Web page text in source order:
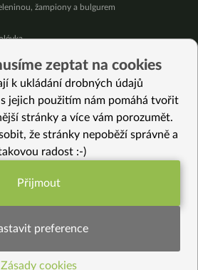
žampiony a bulgurem
nudlemi
ovocem
omáčkou
žampiony
zeptat na cookies
k ukládání drobných údajů
s jejich použitím nám pomáhá tvořit
stránky a více vám porozumět.
že stránky nepoběží správně a
radost :-)
potřebujeme (vždy
obsah
Přijmout
preference
Zásady cookies